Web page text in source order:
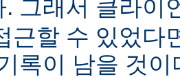
. 그래서 클라이
근할 수 있었다
록이 남을 것이